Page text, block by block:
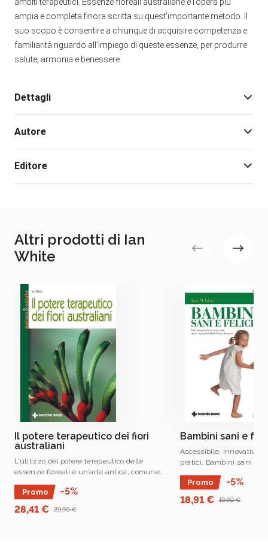
ampia e completa finora scritta su quest’importante metodo. Il
suo scopo è consentire a chiunque di acquisire competenza e
familiarità riguardo all’impiego di queste essenze, per produrre
salute, armonia e benessere.
Dettagli
Autore
Essences, è l’erede di cinque generazioni di erboristi
australiani. Tiene convegni in tutto il mondo.
Editore
Il brand Tecniche Nuove da ormai 60 anni
promuove l’innovazione come motore della
crescita delle aziende e dei professionistiitaliani
e di chiunque voglia accrescere le proprie
conoscenze e competenze
Altri prodotti di Ian
White
Il potere terapeutico dei fiori
australiani
L’utilizzo del potere terapeutico delle
essenze floreali è un’arte antica, comune
Promo
-5%
28,41 €
29,90 €
Bambini sani e
Accessibile, innovativo
pratici, Bambini sani e
dal concepimento ai
Promo
-5%
18,91 €
19,90 €